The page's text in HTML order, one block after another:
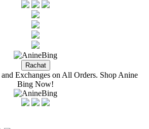
Exchanges on All Orders. Shop Anine
Bing Now!